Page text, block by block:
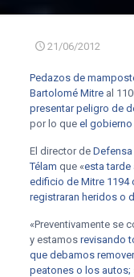
21/06/2012
Pedazos de
Bartolomé Mitreal
presentar peligro de
por lo que el gobierno
El director de Defensa
Télam que «esta tarde
edificio de Mitre 1194
registraran heridos o
«Preventivamente se
y estamos revisando
que debamos
peatones o los autos;